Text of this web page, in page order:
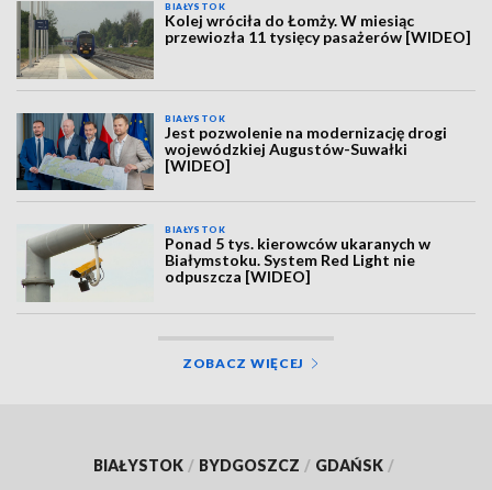
BIAŁYSTOK
Kolej wróciła do Łomży. W miesiąc
przewiozła 11 tysięcy pasażerów [WIDEO]
BIAŁYSTOK
Jest pozwolenie na modernizację drogi
wojewódzkiej Augustów-Suwałki
[WIDEO]
BIAŁYSTOK
Ponad 5 tys. kierowców ukaranych w
Białymstoku. System Red Light nie
odpuszcza [WIDEO]
ZOBACZ WIĘCEJ
BIAŁYSTOK / BYDGOSZCZ / GDAŃSK /